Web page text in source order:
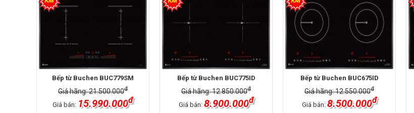
Bếp từ Buchen BUC779SM
Giá hãng: 21.500.000đ
Giá bán: 15.990.000đ
Bếp từ Buchen BUC775ID
Giá hãng: 12.850.000đ
Giá bán: 8.900.000đ
Bếp từ Buchen BUC675ID
Giá hãng: 12.550.000đ
Giá bán: 8.500.000đ